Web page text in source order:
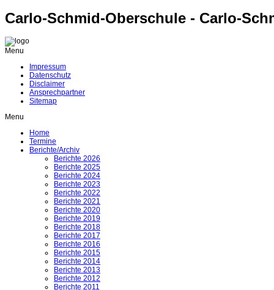
Carlo-Schmid-Oberschule - Carlo-
Menu
Impressum
Datenschutz
Disclaimer
Ansprechpartner
Sitemap
Menu
Home
Termine
Berichte/Archiv
Berichte 2026
Berichte 2025
Berichte 2024
Berichte 2023
Berichte 2022
Berichte 2021
Berichte 2020
Berichte 2019
Berichte 2018
Berichte 2017
Berichte 2016
Berichte 2015
Berichte 2014
Berichte 2013
Berichte 2012
Berichte 2011